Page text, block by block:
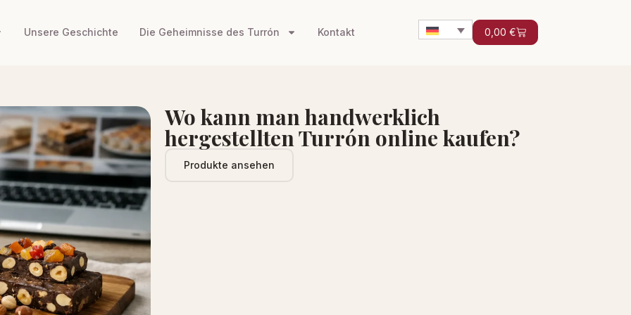
Unsere Geschichte Die Geheimnisse des Turrón Kontakt 0,00 €
Wo kann man handwerklich
hergestellten Turrón online kaufen?
Produkte ansehen